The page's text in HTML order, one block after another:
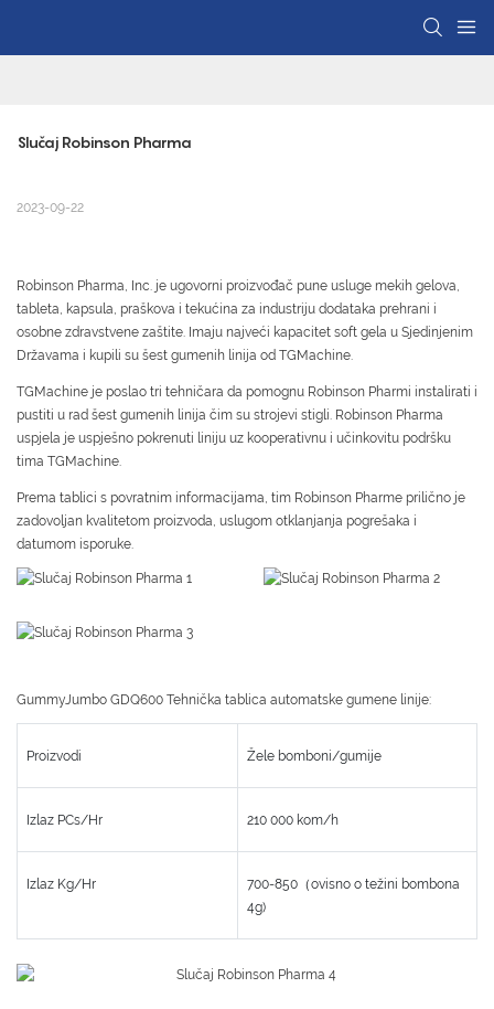
Slučaj Robinson Pharma
2023-09-22
Robinson Pharma, Inc. je ugovorni proizvođač pune usluge mekih gelova,
tableta, kapsula, praškova i tekućina za industriju dodataka prehrani i
osobne zdravstvene zaštite. Imaju najveći kapacitet soft gela u Sjedinjenim
Državama i kupili su šest gumenih linija od TGMachine.
TGMachine je poslao tri tehničara da pomognu Robinson Pharmi instalirati i
pustiti u rad šest gumenih linija čim su strojevi stigli. Robinson Pharma
uspjela je uspješno pokrenuti liniju uz kooperativnu i učinkovitu podršku
tima TGMachine.
Prema tablici s povratnim informacijama, tim Robinson Pharme prilično je
zadovoljan kvalitetom proizvoda, uslugom otklanjanja pogrešaka i
datumom isporuke.
GummyJumbo GDQ600 Tehnička tablica automatske gumene linije:
Proizvodi Žele bomboni/gumije
Izlaz PCs/Hr 210 000 kom/h
Izlaz Kg/Hr
700-850（ovisno o težini bombona
4g)